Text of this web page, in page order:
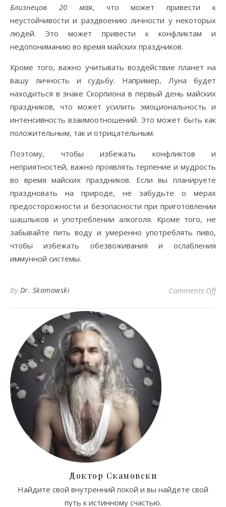
Близнецов 20 мая, что может привести к
неустойчивости и раздвоению личности у некоторых
людей. Это может привести к конфликтам и
недопониманию во время майских праздников.
Кроме того, важно учитывать воздействие планет на
вашу личность и судьбу. Например, Луна будет
находиться в знаке Скорпиона в первый день майских
праздников, что может усилить эмоциональность и
интенсивность взаимоотношений. Это может быть как
положительным, так и отрицательным.
Поэтому, чтобы избежать конфликтов и
неприятностей, важно проявлять терпение и мудрость
во время майских праздников. Если вы планируете
праздновать на природе, не забудьте о мерах
предосторожности и безопасности при приготовлении
шашлыков и употреблении алкоголя. Кроме того, не
забывайте пить воду и умеренно употреблять пиво,
чтобы избежать обезвоживания и ослабления
иммунной системы.
By Dr. Skamowski Comments Offon
Доктор Скамовски
Найдите свой внутренний покой и вы найдете свой
путь к истинному счастью.